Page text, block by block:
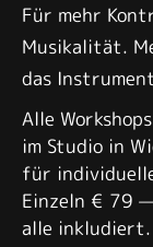
Für mehr
Musikalität.
das
Alle
im Studio in
für
Einzeln € 79
alle inkludiert.